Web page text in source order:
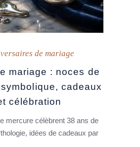
de mariage
mariage : noces de
cadeaux
célébration
mercure célèbrent 38 ans de
idées de cadeaux par